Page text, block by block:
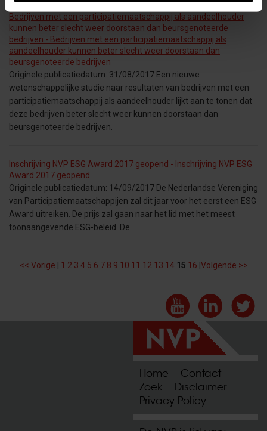
Bedrijven met een participatiemaatschappij als aandeelhouder
kunnen beter slecht weer doorstaan dan beursgenoteerde
bedrijven - Bedrijven met een participatiemaatschappij als
aandeelhouder kunnen beter slecht weer doorstaan dan
beursgenoteerde bedrijven
Originele publicatiedatum: 31/08/2017 Een nieuwe
wetenschappelijke studie naar resultaten van bedrijven met een
participatiemaatschappij als aandeelhouder lijkt aan te tonen dat
deze bedrijven beter slecht weer kunnen doorstaan dan
beursgenoteerde bedrijven.
Inschrijving NVP ESG Award 2017 geopend - Inschrijving NVP ESG
Award 2017 geopend
Originele publicatiedatum: 14/09/2017 De Nederlandse Vereniging
van Participatiemaatschappijen zal dit jaar voor het eerst een ESG
Award uitreiken. De prijs zal gaan naar het lid met het meest
toonaangevende ESG-beleid. De
<< Vorige 1 2 3 4 5 6 7 8 9 10 11 12 13 14 15 16 Volgende >>
Home
Contact
Zoek
Disclaimer
Privacy Policy